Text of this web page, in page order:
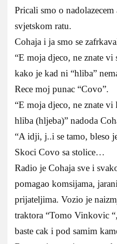
Pricali smo o
svjetskom ratu.
Cohaja i ja smo se
“E moja djeco, ne znate vi
kako je kad ni “hliba”
Rece moj punac “Covo”.
“E moja djeco, ne znate
hliba (hljeba)” nadoda
“A idji, j..i se tamo, bleso
Skoci Covo sa stolice…
Radio je Cohaja sve i
pomagao komsijama,
prijateljima. Vozio je
traktora “Tomo Vinkovic
baste cak i pod samim